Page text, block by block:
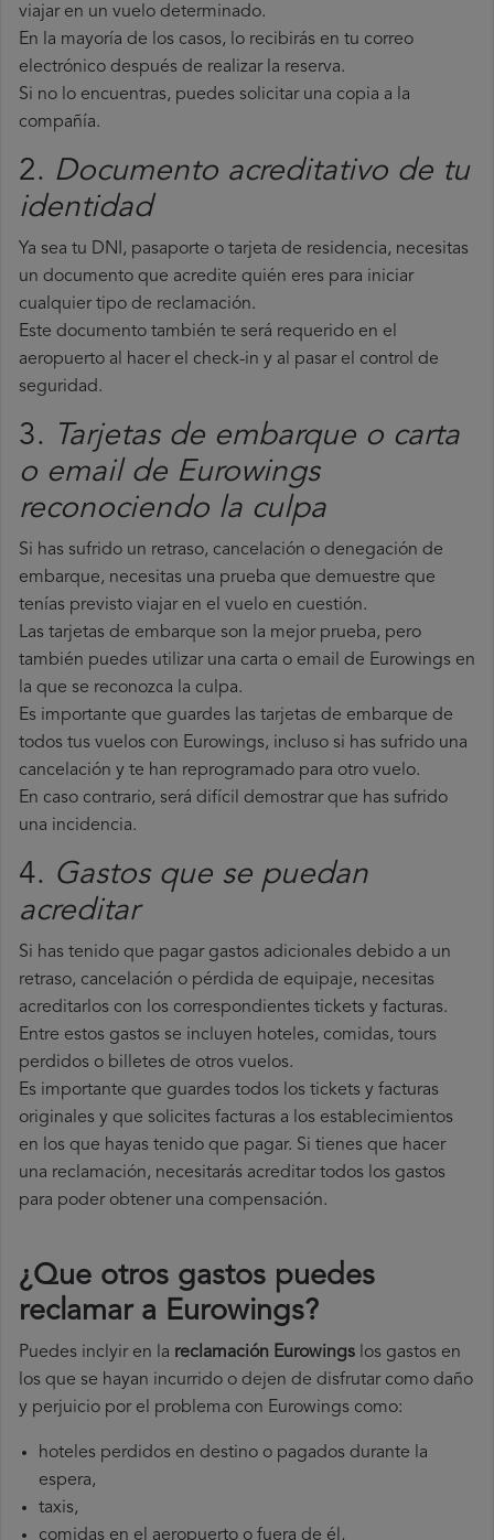
viajar en un vuelo determinado.
En la mayoría de los casos, lo recibirás en tu correo
electrónico después de realizar la reserva.
Si no lo encuentras, puedes solicitar una copia a la
compañía.
2. Documento acreditativo de tu
identidad
Ya sea tu DNI, pasaporte o tarjeta de residencia, necesitas
un documento que acredite quién eres para iniciar
cualquier tipo de reclamación.
Este documento también te será requerido en el
aeropuerto al hacer el check-in y al pasar el control de
seguridad.
3.
Tarjetas de embarque o carta
o email de Eurowings
reconociendo la culpa
Si has sufrido un retraso, cancelación o denegación de
embarque, necesitas una prueba que demuestre que
tenías previsto viajar en el vuelo en cuestión.
Las tarjetas de embarque son la mejor prueba, pero
también puedes utilizar una carta o email de Eurowings en
la que se reconozca la culpa.
Es importante que guardes las tarjetas de embarque de
todos tus vuelos con Eurowings, incluso si has sufrido una
cancelación y te han reprogramado para otro vuelo.
En caso contrario, será difícil demostrar que has sufrido
una incidencia.
4. Gastos que se puedan
acreditar
Si has tenido que pagar gastos adicionales debido a un
retraso, cancelación o pérdida de equipaje, necesitas
acreditarlos con los correspondientes tickets y facturas.
Entre estos gastos se incluyen hoteles, comidas, tours
perdidos o billetes de otros vuelos.
Es importante que guardes todos los tickets y facturas
originales y que solicites facturas a los establecimientos
en los que hayas tenido que pagar. Si tienes que hacer
una reclamación, necesitarás acreditar todos los gastos
para poder obtener una compensación.
¿Que otros gastos puedes
reclamar a Eurowings​?
Puedes inclyir en la reclamación Eurowings los gastos en
los que se hayan incurrido o dejen de disfrutar como daño
y perjuicio por el problema con Eurowings como:
hoteles perdidos en destino o pagados durante la
espera,
taxis,
comidas en el aeropuerto o fuera de él,